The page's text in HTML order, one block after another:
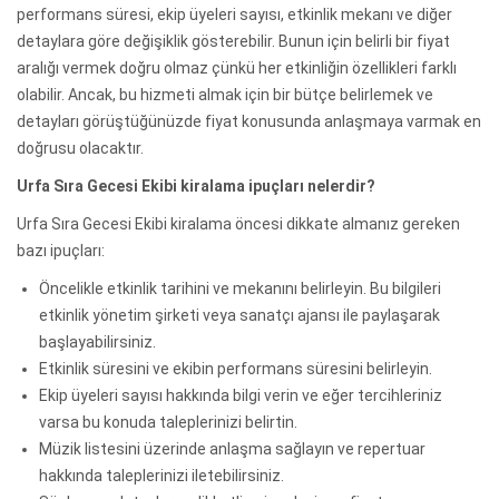
performans süresi, ekip üyeleri sayısı, etkinlik mekanı ve diğer
detaylara göre değişiklik gösterebilir. Bunun için belirli bir fiyat
aralığı vermek doğru olmaz çünkü her etkinliğin özellikleri farklı
olabilir. Ancak, bu hizmeti almak için bir bütçe belirlemek ve
detayları görüştüğünüzde fiyat konusunda anlaşmaya varmak en
doğrusu olacaktır.
Urfa Sıra Gecesi Ekibi kiralama ipuçları nelerdir?
Urfa Sıra Gecesi Ekibi kiralama öncesi dikkate almanız gereken
bazı ipuçları:
Öncelikle etkinlik tarihini ve mekanını belirleyin. Bu bilgileri
etkinlik yönetim şirketi veya sanatçı ajansı ile paylaşarak
başlayabilirsiniz.
Etkinlik süresini ve ekibin performans süresini belirleyin.
Ekip üyeleri sayısı hakkında bilgi verin ve eğer tercihleriniz
varsa bu konuda taleplerinizi belirtin.
Müzik listesini üzerinde anlaşma sağlayın ve repertuar
hakkında taleplerinizi iletebilirsiniz.